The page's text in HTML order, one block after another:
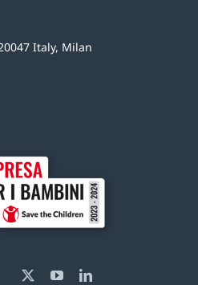
Italy, Milan